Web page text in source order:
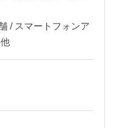
/ スマートフォンア